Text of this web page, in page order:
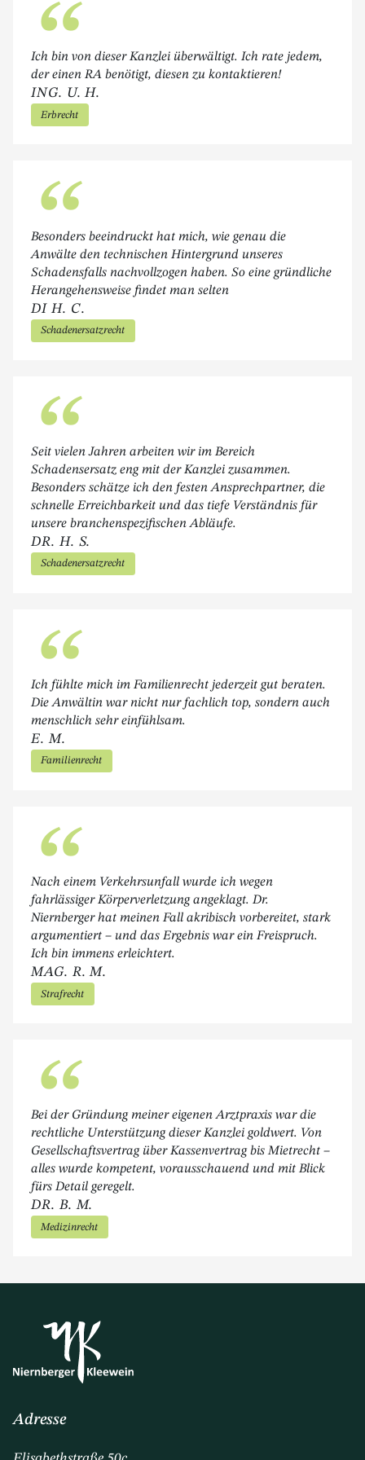
“
Ich bin von dieser Kanzlei überwältigt. Ich rate jedem,
der einen RA benötigt, diesen zu kontaktieren!
ING. U. H.
Erbrecht
“
Besonders beeindruckt hat mich, wie genau die
Anwälte den technischen Hintergrund unseres
Schadensfalls nachvollzogen haben. So eine gründliche
Herangehensweise findet man selten
DI H. C.
Schadenersatzrecht
“
Seit vielen Jahren arbeiten wir im Bereich
Schadensersatz eng mit der Kanzlei zusammen.
Besonders schätze ich den festen Ansprechpartner, die
schnelle Erreichbarkeit und das tiefe Verständnis für
unsere branchenspezifischen Abläufe.
DR. H. S.
Schadenersatzrecht
“
Ich fühlte mich im Familienrecht jederzeit gut beraten.
Die Anwältin war nicht nur fachlich top, sondern auch
menschlich sehr einfühlsam.
E. M.
Familienrecht
“
Nach einem Verkehrsunfall wurde ich wegen
fahrlässiger Körperverletzung angeklagt. Dr.
Niernberger hat meinen Fall akribisch vorbereitet, stark
argumentiert – und das Ergebnis war ein Freispruch.
Ich bin immens erleichtert.
MAG. R. M.
Strafrecht
“
Bei der Gründung meiner eigenen Arztpraxis war die
rechtliche Unterstützung dieser Kanzlei goldwert. Von
Gesellschaftsvertrag über Kassenvertrag bis Mietrecht –
alles wurde kompetent, vorausschauend und mit Blick
fürs Detail geregelt.
DR. B. M.
Medizinrecht
Adresse